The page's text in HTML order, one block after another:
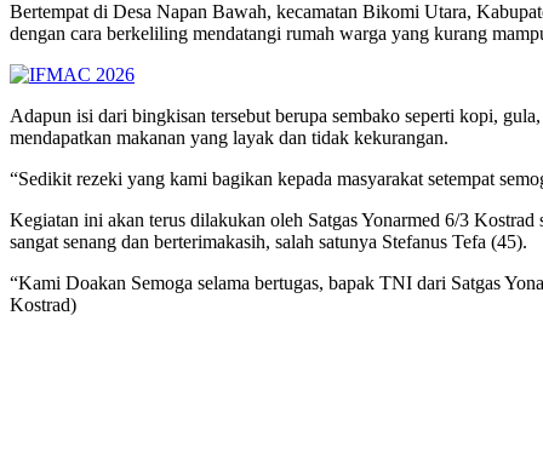
Bertempat di Desa Napan Bawah, kecamatan Bikomi Utara,
dengan cara berkeliling mendatangi rumah warga yang kurang
Adapun isi dari bingkisan tersebut berupa sembako seperti kopi,
mendapatkan makanan yang layak dan tidak kekurangan.
“Sedikit rezeki yang kami bagikan kepada masyarakat setempat
Kegiatan ini akan terus dilakukan oleh Satgas Yonarmed 6/3
sangat senang dan berterimakasih, salah satunya Stefanus Tefa (45).
“Kami Doakan Semoga selama bertugas, bapak TNI dari Satgas
Kostrad)